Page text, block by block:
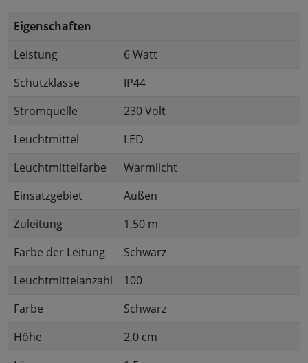
Eigenschaften
Leistung
6 Watt
Schutzklasse
IP44
Stromquelle
230 Volt
Leuchtmittel
LED
Leuchtmittelfarbe
Warmlicht
Einsatzgebiet
Außen
Zuleitung
1,50 m
Farbe der Leitung
Schwarz
Leuchtmittelanzahl
100
Farbe
Schwarz
Höhe
2,0 cm